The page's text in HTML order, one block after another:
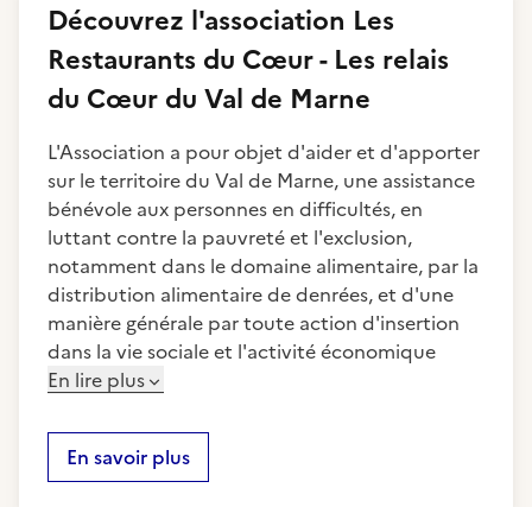
Découvrez l'association Les
Restaurants du Cœur - Les relais
du Cœur du Val de Marne
L'Association a pour objet d'aider et d'apporter
sur le territoire du Val de Marne, une assistance
bénévole aux personnes en difficultés, en
luttant contre la pauvreté et l'exclusion,
notamment dans le domaine alimentaire, par la
distribution alimentaire de denrées, et d'une
manière générale par toute action d'insertion
dans la vie sociale et l'activité économique
En lire plus
En savoir plus